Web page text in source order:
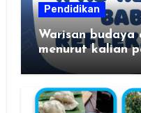
Pendidikan
Warisan budaya
menurut kalian